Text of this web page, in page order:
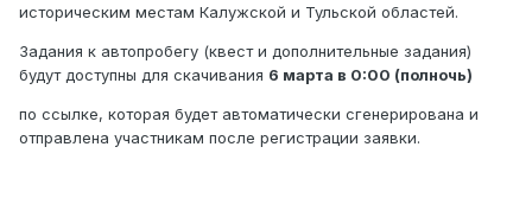
историческим местам Калужской и Тульской областей.
Задания к автопробегу (квест и дополнительные задания)
будут доступны для скачивания 6 марта в 0:00 (полночь)
по ссылке, которая будет автоматически сгенерирована и
отправлена участникам после регистрации заявки.